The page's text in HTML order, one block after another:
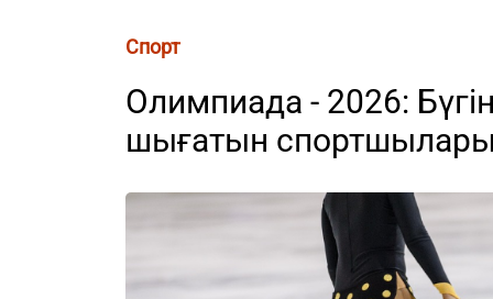
Спорт
Олимпиада - 2026:
шығатын